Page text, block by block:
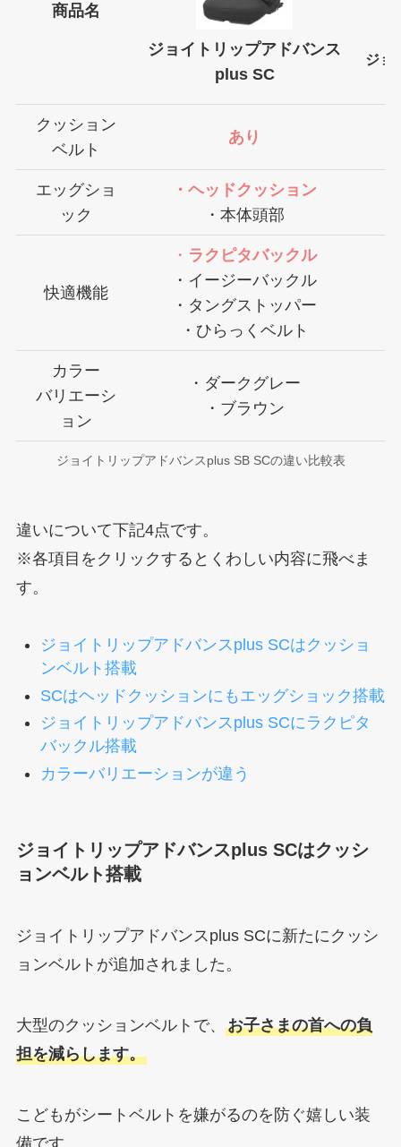
商品名
ジョイトリップアドバンス
plus SC
ジョ
クッション
ベルト
あり
エッグショ
ック
・ヘッドクッション
・本体頭部
快適機能
・ ラクピタバックル
・イージーバックル
・タングストッパー
・ひらっくベルト
カラー
バリエーシ
ョン
・ダークグレー
・ブラウン
ジョイトリップアドバンスplus SB SCの違い比較表
違いについて下記4点です。
※各項目をクリックするとくわしい内容に飛べま
す。
ジョイトリップアドバンスplus SCはクッショ
ンベルト搭載
SCはヘッドクッションにもエッグショック搭載
ジョイトリップアドバンスplus SCにラクピタ
バックル搭載
カラーバリエーションが違う
ジョイトリップアドバンスplus SCはクッシ
ョンベルト搭載
ジョイトリップアドバンスplus SCに新たにクッシ
ョンベルトが追加されました。
大型のクッションベルトで、 お子さまの首への負
担を減らします。
こどもがシートベルトを嫌がるのを防ぐ嬉しい装
備です。